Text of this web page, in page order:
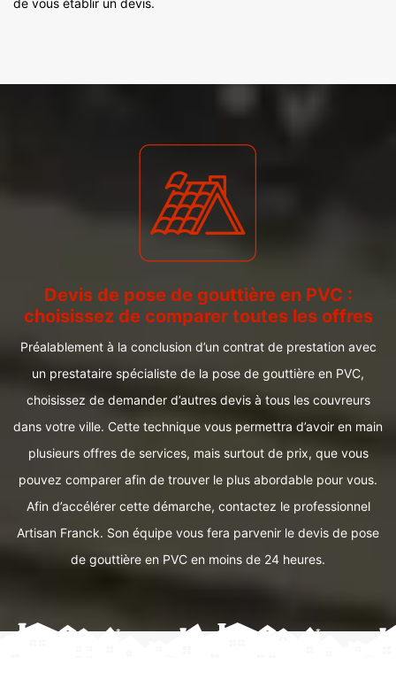
de vous établir un devis.
Devis de pose de gouttière en PVC :
choisissez de comparer toutes les offres
Préalablement à la conclusion d’un contrat de prestation avec
un prestataire spécialiste de la pose de gouttière en PVC,
choisissez de demander d’autres devis à tous les couvreurs
dans votre ville. Cette technique vous permettra d’avoir en main
plusieurs offres de services, mais surtout de prix, que vous
pouvez comparer afin de trouver le plus abordable pour vous.
Afin d’accélérer cette démarche, contactez le professionnel
Artisan Franck. Son équipe vous fera parvenir le devis de pose
de gouttière en PVC en moins de 24 heures.